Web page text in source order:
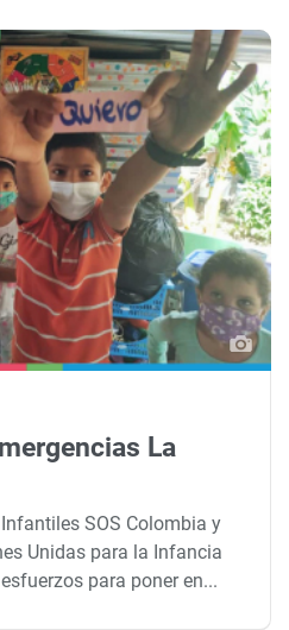
La
SOS Colombia y
Unidas para la Infancia
para poner en...